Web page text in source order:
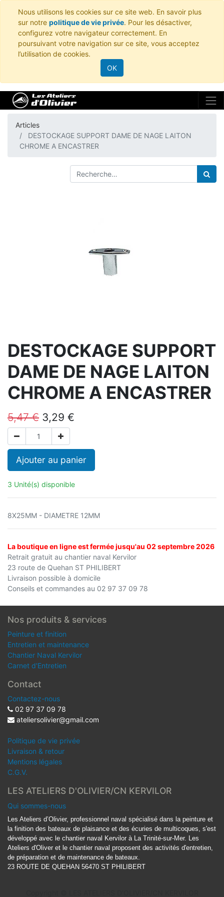
Nous utilisons les cookies sur ce site web. En savoir plus
sur notre politique de vie privée. Pour les désactiver,
configurez votre navigateur correctement. En
poursuivant votre navigation sur ce site, vous acceptez
l’utilisation de cookies.
OK
Articles
DESTOCKAGE SUPPORT DAME DE NAGE LAITON
CHROME A ENCASTRER
DESTOCKAGE SUPPORT
DAME DE NAGE LAITON
CHROME A ENCASTRER
5,47€ 3,29 €
Ajouter au panier
3 Unité(s) disponible
8X25MM - DIAMETRE 12MM
La boutique en ligne est fermée jusqu'au 02 septembre 2026
Retrait gratuit au chantier naval Kervilor
23 route de Quehan ST PHILIBERT
Livraison possible à domicile
Conseils et commandes au 02 97 37 09 78
Nos produits & services
Peinture et finition
Entretien et maintenance
Chantier Naval Kervilor
Carnet d'Entretien
Contact
Contactez-nous
02 97 37 09 78
ateliersolivier@gmail.com
Politique de vie privée
Livraison & retour
Mentions légales
C.G.V.
LES ATELIERS D'OLIVIER/CN KERVILOR
Qui sommes-nous
Les Ateliers d’Olivier, professionnel naval spécialisé dans la peinture et
la finition des bateaux de plaisance et des écuries de multicoques, s'est
développé avec le chantier naval Kervilor à La Trinité-sur-Mer. Les
Ateliers d'Oliver et le chantier naval proposent des activités d'entretien,
de préparation et de maintenance de bateaux.
23 ROUTE DE QUEHAN 56470 ST PHILIBERT